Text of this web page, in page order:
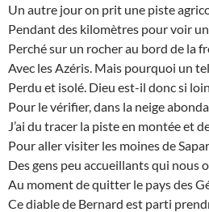
Un autre jour on prit une piste
Pendant des kilomètres pour voir
Perché sur un rocher au bord de la
Avec les Azéris. Mais pourquoi un
Perdu et isolé. Dieu est-il donc si
Pour le vérifier, dans la neige
J’ai du tracer la piste en montée et
Pour aller visiter les moines de
Des gens peu accueillants qui nous
Au moment de quitter le pays des
Ce diable de Bernard est parti